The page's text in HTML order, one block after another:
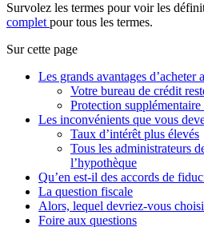
Survolez les termes pour voir les
complet pour tous les termes.
Sur cette page
Les grands avantages d’acheter
Votre bureau de crédit
Protection
Les inconvénients que vous
Taux d’intérêt plus élevés
Tous les administrateurs
l’hypothèque
Qu’en est-il des accords de
La question fiscale
Alors, lequel devriez-vous
Foire aux questions